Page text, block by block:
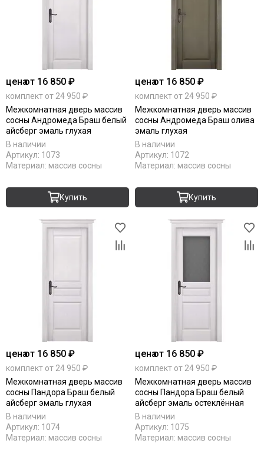
ценаот 16 850 ₽
комплект от 24 950 ₽
Межкомнатная дверь массив
сосны Андромеда Браш белый
айсберг эмаль глухая
В наличии
Артикул: 1073
Материал: массив сосны
Купить
ценаот 16 850 ₽
комплект от 24 950 ₽
Межкомнатная дверь массив
сосны Андромеда Браш олива
эмаль глухая
В наличии
Артикул: 1072
Материал: массив сосны
Купить
ценаот 16 850 ₽
комплект от 24 950 ₽
Межкомнатная дверь массив
сосны Пандора Браш белый
айсберг эмаль глухая
В наличии
Артикул: 1074
Материал: массив сосны
ценаот 16 850 ₽
комплект от 24 950 ₽
Межкомнатная дверь массив
сосны Пандора Браш белый
айсберг эмаль остеклённая
В наличии
Артикул: 1075
Материал: массив сосны